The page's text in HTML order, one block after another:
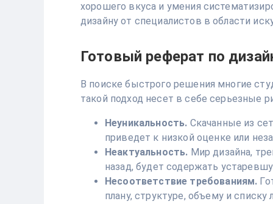
хорошего вкуса и умения
дизайну от специалистов в области
Готовый реферат по
В поиске быстрого решения многие
такой подход несет в себе серьезные
Неуникальность. Скачанные из
приведет к низкой оценке или
Неактуальность. Мир дизайна,
назад, будет содержать
Несоответствие требованиям.
плану, структуре, объему и списку